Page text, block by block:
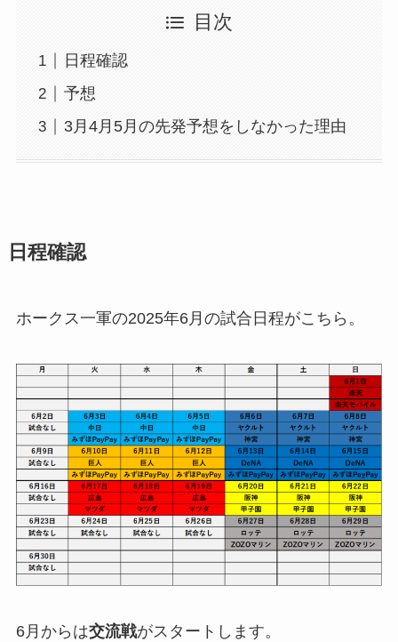
目次
日程確認
予想
3月4月5月の先発予想をしなかった理由
日程確認
ホークス一軍の2025年6月の試合日程がこちら。
6月からは交流戦がスタートします。